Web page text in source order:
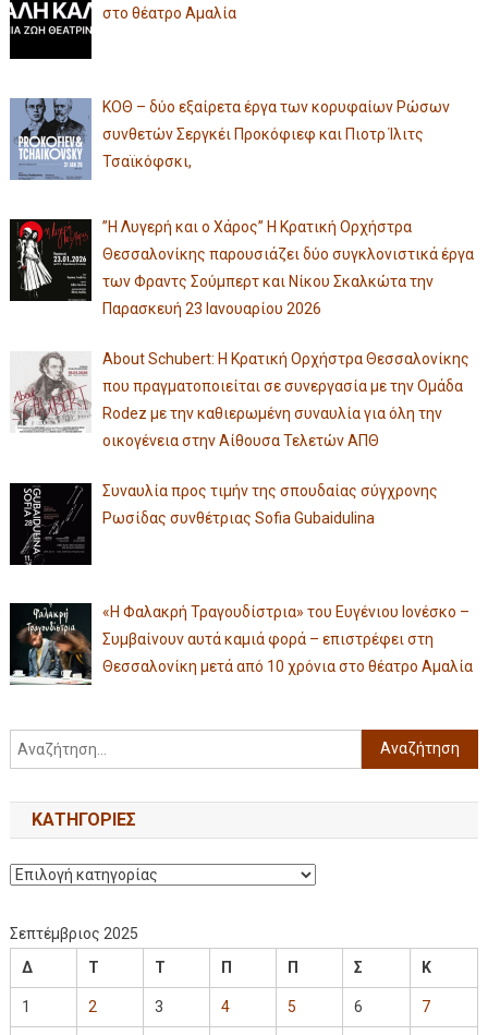
στο θέατρο Αμαλία
ΚΟΘ – δύο εξαίρετα έργα των κορυφαίων Ρώσων
συνθετών Σεργκέι Προκόφιεφ και Πιοτρ Ίλιτς
Τσαϊκόφσκι,
”Η Λυγερή και ο Χάρος” Η Κρατική Ορχήστρα
Θεσσαλονίκης παρουσιάζει δύο συγκλονιστικά έργα
των Φραντς Σούμπερτ και Νίκου Σκαλκώτα την
Παρασκευή 23 Ιανουαρίου 2026
About Schubert: Η Κρατική Ορχήστρα Θεσσαλονίκης
που πραγματοποιείται σε συνεργασία με την Ομάδα
Rodez με την καθιερωμένη συναυλία για όλη την
οικογένεια στην Αίθουσα Τελετών ΑΠΘ
Συναυλία προς τιμήν της σπουδαίας σύγχρονης
Ρωσίδας συνθέτριας Sofia Gubaidulina
«Η Φαλακρή Τραγουδίστρια» του Ευγένιου Ιονέσκο –
Συμβαίνουν αυτά καμιά φορά – επιστρέφει στη
Θεσσαλονίκη μετά από 10 χρόνια στο θέατρο Αμαλία
KΑΤΗΓΟΡΊΕΣ
Σεπτέμβριος 2025
Δ
Τ Τ Π Π Σ Κ
1 2 3 4 5 6 7